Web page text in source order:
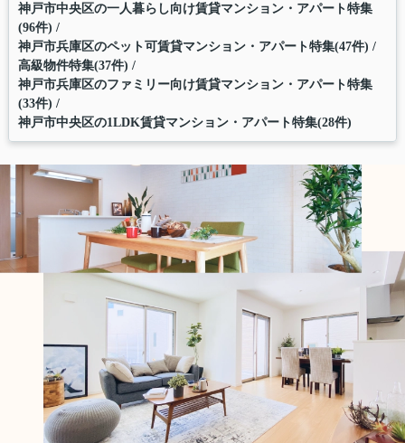
神戸市中央区の一人暮らし向け賃貸マンション・アパート特集
(96件)
神戸市兵庫区のペット可賃貸マンション・アパート特集(47件)
高級物件特集(37件)
神戸市兵庫区のファミリー向け賃貸マンション・アパート特集
(33件)
神戸市中央区の1LDK賃貸マンション・アパート特集(28件)